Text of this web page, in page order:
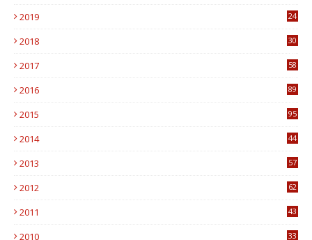
2019
24
2018
30
2017
58
2016
89
2015
95
2014
44
2013
57
2012
62
2011
43
2010 33